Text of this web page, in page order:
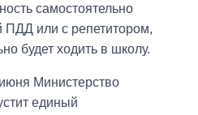
самостоятельно
ПДД или с репетитором,
будет ходить в школу.
Министерство
единый